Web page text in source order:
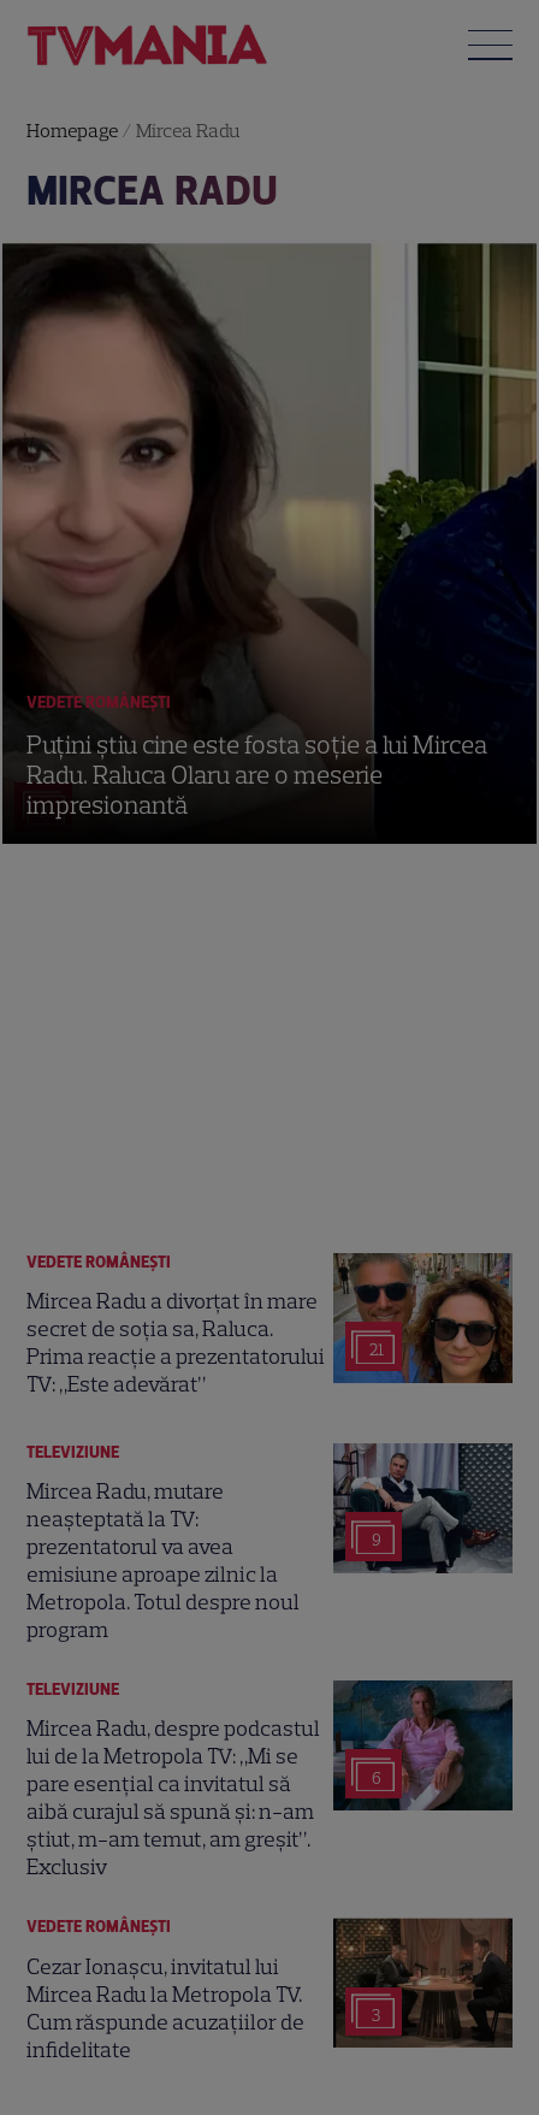
Homepage /Mircea Radu
MIRCEA RADU
21
VEDETE ROMÂNEŞTI
Mircea Radu a divorțat în mare
secret de soția sa, Raluca.
Prima reacție a prezentatorului
TV: „Este adevărat”
9
TELEVIZIUNE
Mircea Radu, mutare
neașteptată la TV:
prezentatorul va avea
emisiune aproape zilnic la
Metropola. Totul despre noul
program
6
TELEVIZIUNE
Mircea Radu, despre podcastul
lui de la Metropola TV: „Mi se
pare esențial ca invitatul să
aibă curajul să spună și: n-am
știut, m-am temut, am greșit”.
Exclusiv
3
VEDETE ROMÂNEŞTI
Cezar Ionașcu, invitatul lui
Mircea Radu la Metropola TV.
Cum răspunde acuzațiilor de
infidelitate
16
VEDETE ROMÂNEŞTI
Puțini știu cine este fosta soție a lui Mircea
Radu. Raluca Olaru are o meserie
impresionantă